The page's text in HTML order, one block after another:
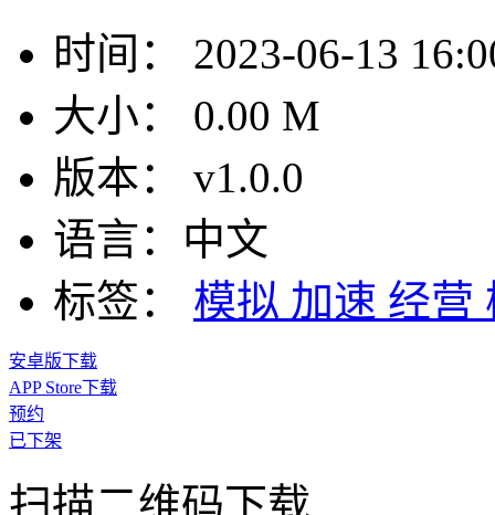
时间：
2023-06-13
大小：
0.00 M
版本：
v1.0.0
语言： 中文
标签：
模拟 加速 经营
安卓版下载
APP Store下载
预约
已下架
扫描二维码下载